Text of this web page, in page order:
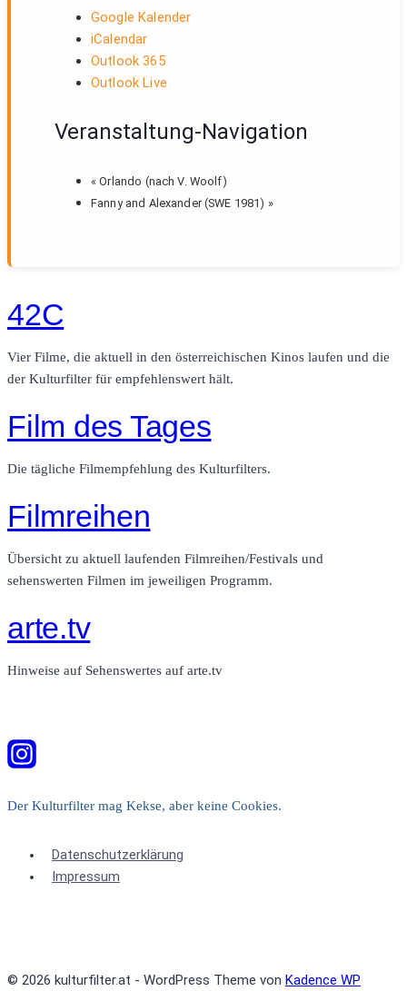
Google Kalender
iCalendar
Outlook 365
Outlook Live
Veranstaltung-Navigation
« Orlando (nach V. Woolf)
Fanny and Alexander (SWE 1981) »
42C
Vier Filme, die aktuell in den österreichischen Kinos laufen und die
der Kulturfilter für empfehlenswert hält.
Film des Tages
Die tägliche Filmempfehlung des Kulturfilters.
Filmreihen
Übersicht zu aktuell laufenden Filmreihen/Festivals und
sehenswerten Filmen im jeweiligen Programm.
arte.tv
Hinweise auf Sehenswertes auf arte.tv
Der Kulturfilter mag Kekse, aber keine Cookies.
Datenschutzerklärung
Impressum
© 2026 kulturfilter.at - WordPress Theme von Kadence WP